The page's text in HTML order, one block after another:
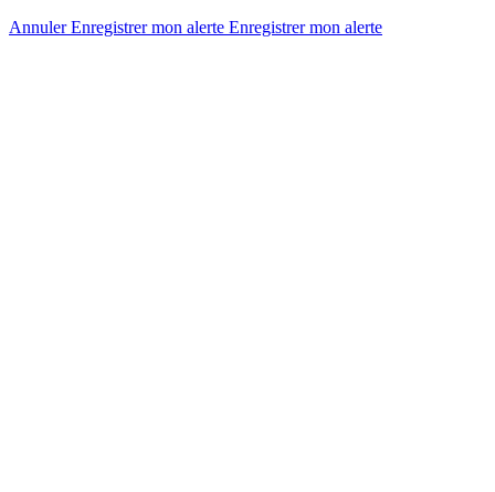
AnnulerEnregistrer mon alerte Enregistrermon alerte